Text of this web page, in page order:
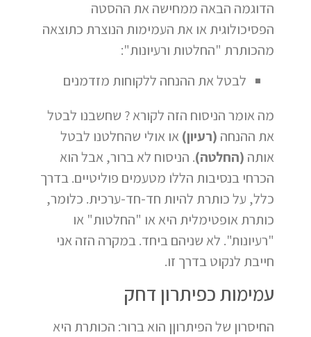
הדוגמה הבאה ממחישה את ההסטה
הפסיכולוגית או את העמימות הנוצרת כתוצאה
מהכותרת "החלטות ורעיונות":
לבטל את ההנחה ללקוחות מזדמנים
מה אומר הניסוח הזה לקורא ? שחשבנו לבטל
את ההנחה (רעיון)או אולי שהחלטנו לבטל
אותה (החלטה). הניסוח לא ברור, אבל הוא
הכרחי בנסיבות הללו מטעמים פוליטיים. בדרך
כלל, על כותרת להיות חד-חד-ערכית. כלומר,
כותרת אופטימלית היא או "החלטות" או
"רעיונות". לא שניהם ביחד. במקרה הזה אני
חייבת לנקוט בדרך זו.
עמימות כפיתרון דחק
החיסרון של הפיתרוןן הוא ברור: הכותרת היא